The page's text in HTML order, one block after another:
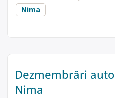
Nima
Dezmembrări auto
Nima